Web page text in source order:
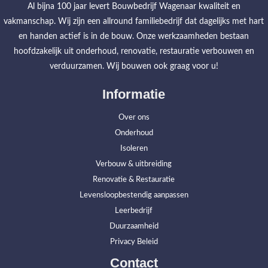
Al bijna 100 jaar levert Bouwbedrijf Wagenaar kwaliteit en
vakmanschap. Wij zijn een allround familiebedrijf dat dagelijks met hart
en handen actief is in de bouw. Onze werkzaamheden bestaan
hoofdzakelijk uit onderhoud, renovatie, restauratie verbouwen en
verduurzamen. Wij bouwen ook graag voor u!
Informatie
Over ons
Onderhoud
Isoleren
Verbouw & uitbreiding
Renovatie & Restauratie
Levensloopbestendig aanpassen
Leerbedrijf
Duurzaamheid
Privacy Beleid
Contact